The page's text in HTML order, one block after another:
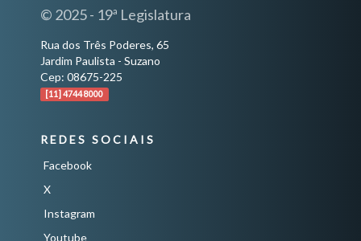
© 2025 - 19ª Legislatura
Rua dos Três Poderes, 65
Jardim Paulista - Suzano
Cep: 08675-225
[11] 4744 8000
REDES SOCIAIS
Facebook
X
Instagram
Youtube